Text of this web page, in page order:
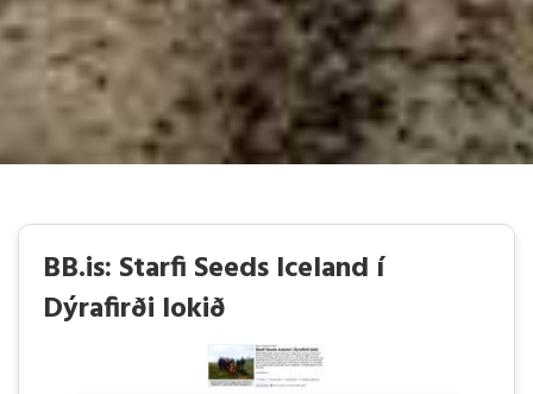
BB.is: Starfi Seeds Iceland í
Dýrafirði lokið